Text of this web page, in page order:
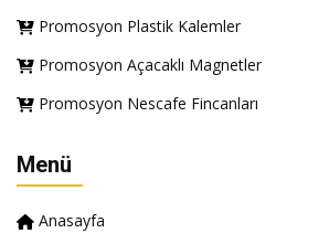
Promosyon Plastik Kalemler
Promosyon Açacaklı Magnetler
Promosyon Nescafe Fincanları
Menü
Anasayfa